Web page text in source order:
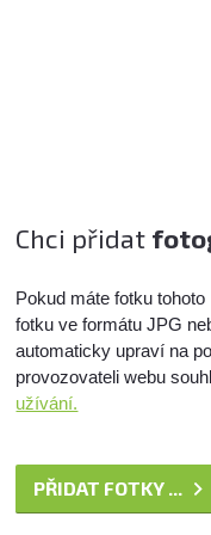
Chci přidat
Pokud máte fotku
fotku ve formátu JPG
automaticky upraví na
provozovateli webu
užívání.
PŘIDAT FOTKY ...